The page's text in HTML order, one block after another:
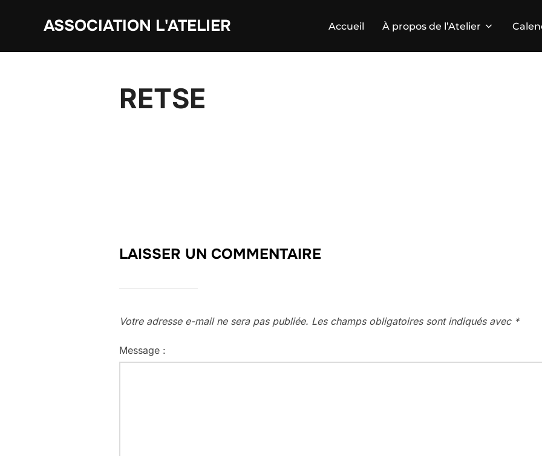
ASSOCIATION L'ATELIER Accueil À propos de l’Atelier
RETSE
LAISSER UN COMMENTAIRE
Votre adresse e-mail ne sera pas publiée. Les champs obligatoires sont indiqués avec *
Message :